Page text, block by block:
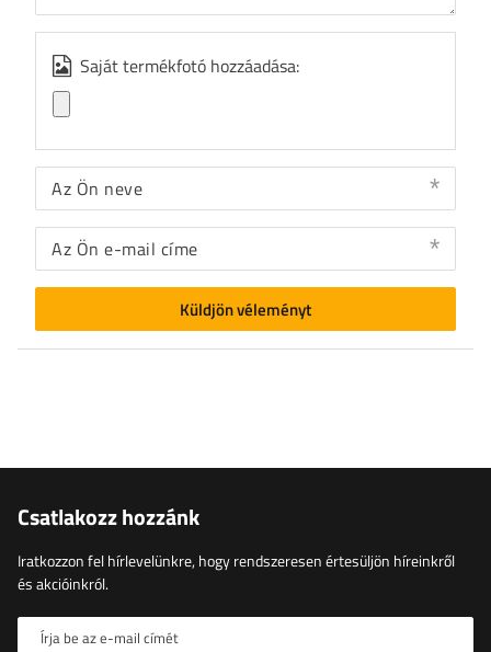
Saját termékfotó hozzáadása:
Az Ön neve
Az Ön e-mail címe
Küldjön véleményt
Csatlakozz hozzánk
Iratkozzon fel hírlevelünkre, hogy rendszeresen értesüljön híreinkről
és akcióinkról.
Írja be az e-mail címét